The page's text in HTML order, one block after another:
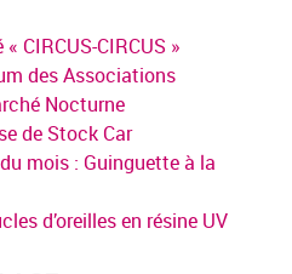
CIRCUS-CIRCUS »
des Associations
Nocturne
de Stock Car
mois : Guinguette à la
d’oreilles en résine UV